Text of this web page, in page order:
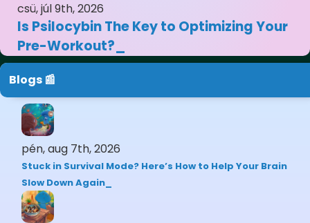
csü, júl 9th, 2026
Is Psilocybin The Key to Optimizing Your
Pre-Workout?
Blogs 📰
pén, aug 7th, 2026
Stuck in Survival Mode? Here’s How to Help Your Brain
Slow Down Again